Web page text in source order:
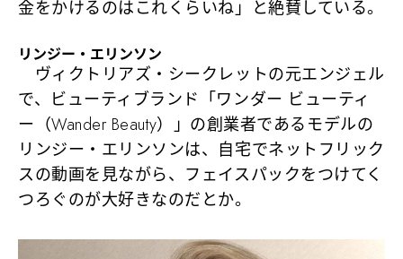
金をかけるのはこれくらいね」と絶賛している。
リンジー・エリンソン
ヴィクトリアズ・シークレットの元エンジェル
で、ビューティブランド「ワンダー ビューティ
ー（Wander Beauty）」の創業者であるモデルの
リンジー・エリンソンは、自宅でネットフリック
スの動画を見ながら、フェイスパックをつけてく
つろぐのが大好きなのだとか。